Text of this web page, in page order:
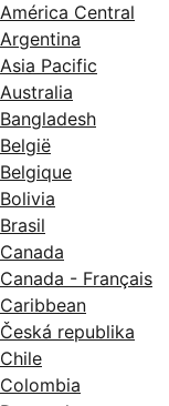
América Central
Argentina
Asia Pacific
Australia
Bangladesh
België
Belgique
Bolivia
Brasil
Canada
Canada - Français
Caribbean
Česká republika
Chile
Colombia